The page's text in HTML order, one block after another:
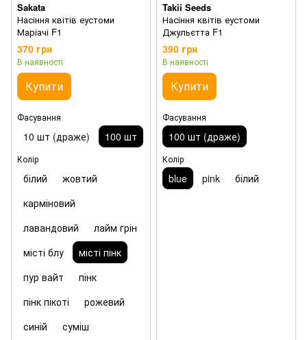
Sakata
Насіння квітів еустоми
Маріачі F1
370 грн
В наявності
Купити
Фасування
10 шт (драже) 100 шт
Колір
білий
жовтий
карміновий
лавандовий
лайм грін
місті блу
місті пінк
пур вайт
пінк
пінк пікоті
рожевий
синій
суміш
Takii Seeds
Насіння квітів еустоми
Джульєтта F1
390 грн
В наявності
Купити
Фасування
100 шт (драже)
Колір
blue pink білий